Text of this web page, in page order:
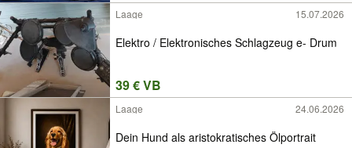
Laage 15.07.2026
Elektro / Elektronisches Schlagzeug e- Drum
39 € VB
Laage 24.06.2026
Dein Hund als aristokratisches Ölportrait